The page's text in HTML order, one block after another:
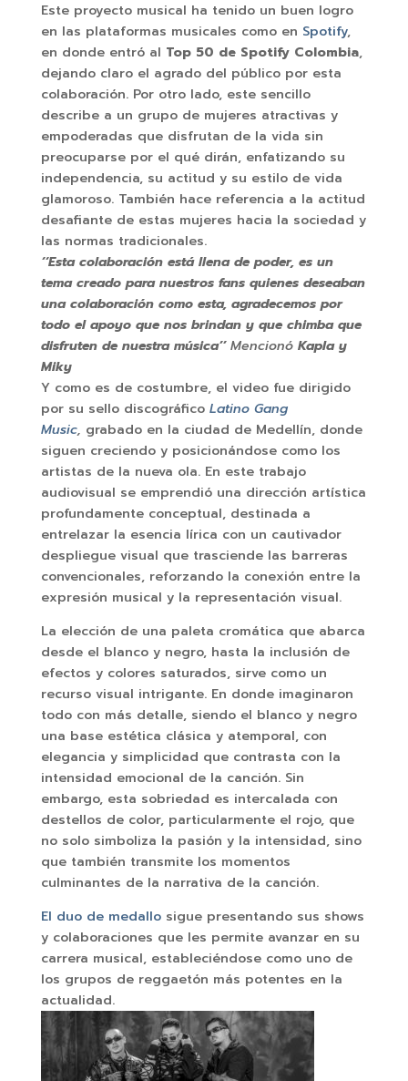
Este proyecto musical ha tenido un buen logro
en las plataformas musicales como en Spotify,
en donde entró al Top 50 de Spotify Colombia,
dejando claro el agrado del público por esta
colaboración. Por otro lado, este sencillo
describe a un grupo de mujeres atractivas y
empoderadas que disfrutan de la vida sin
preocuparse por el qué dirán, enfatizando su
independencia, su actitud y su estilo de vida
glamoroso. También hace referencia a la actitud
desafiante de estas mujeres hacia la sociedad y
las normas tradicionales.
‘‘Esta colaboración está llena de poder, es un
tema creado para nuestros fans quienes deseaban
una colaboración como esta, agradecemos por
todo el apoyo que nos brindan y que chimba que
disfruten de nuestra música’’Mencionó Kapla y
Miky
Y como es de costumbre, el video fue dirigido
por su sello discográfico Latino Gang
Music, grabado en la ciudad de Medellín, donde
siguen creciendo y posicionándose como los
artistas de la nueva ola. En este trabajo
audiovisual se emprendió una dirección artística
profundamente conceptual, destinada a
entrelazar la esencia lírica con un cautivador
despliegue visual que trasciende las barreras
convencionales, reforzando la conexión entre la
expresión musical y la representación visual.
La elección de una paleta cromática que abarca
desde el blanco y negro, hasta la inclusión de
efectos y colores saturados, sirve como un
recurso visual intrigante. En donde imaginaron
todo con más detalle, siendo el blanco y negro
una base estética clásica y atemporal, con
elegancia y simplicidad que contrasta con la
intensidad emocional de la canción. Sin
embargo, esta sobriedad es intercalada con
destellos de color, particularmente el rojo, que
no solo simboliza la pasión y la intensidad, sino
que también transmite los momentos
culminantes de la narrativa de la canción.
El duo de medallosigue presentando sus shows
y colaboraciones que les permite avanzar en su
carrera musical, estableciéndose como uno de
los grupos de reggaetón más potentes en la
actualidad.